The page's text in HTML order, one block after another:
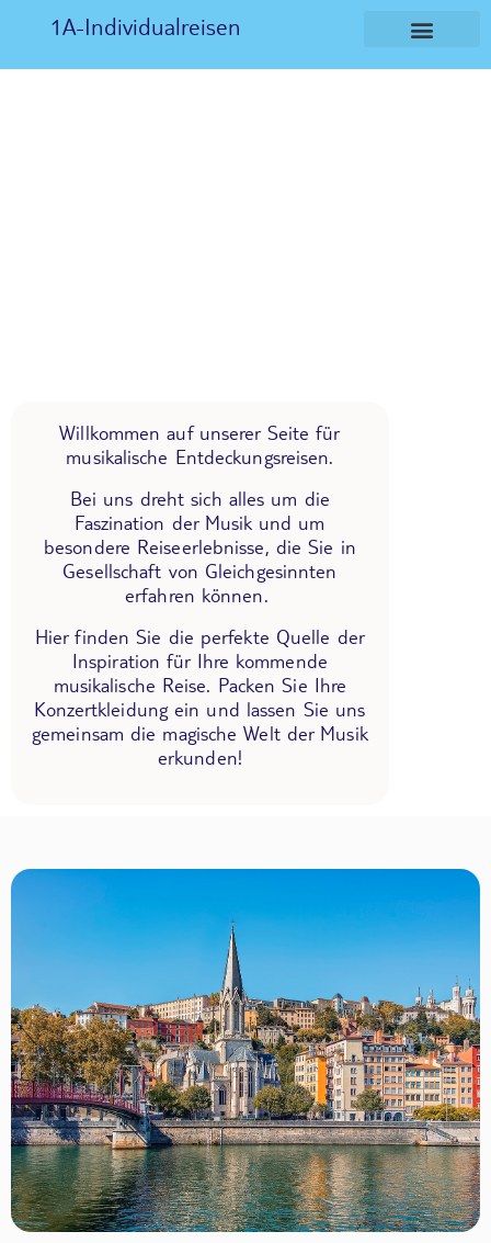
1A-Individualreisen
Willkommen auf unserer Seite für
musikalische Entdeckungsreisen.
Bei uns dreht sich alles um die
Faszination der Musik und um
besondere Reiseerlebnisse, die Sie in
Gesellschaft von Gleichgesinnten
erfahren können.
Hier finden Sie die perfekte Quelle der
Inspiration für Ihre kommende
musikalische Reise. Packen Sie Ihre
Konzertkleidung ein und lassen Sie uns
gemeinsam die magische Welt der Musik
erkunden!